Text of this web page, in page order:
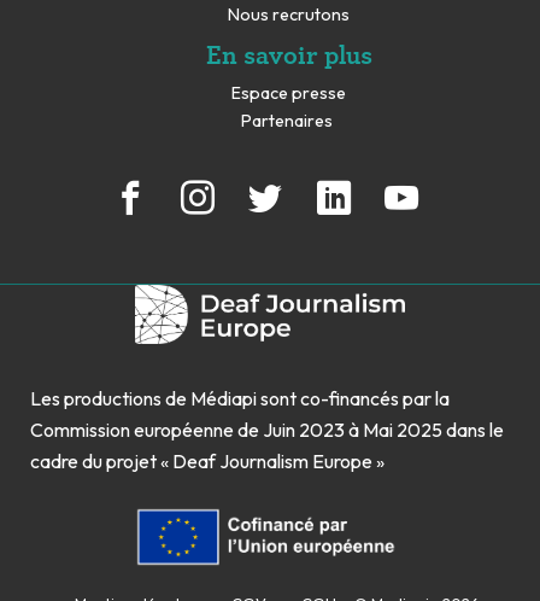
Nous recrutons
En savoir plus
Espace presse
Partenaires
Les productions de Médiapi sont co-financés par la
Commission européenne de Juin 2023 à Mai 2025 dans le
cadre du projet « Deaf Journalism Europe »